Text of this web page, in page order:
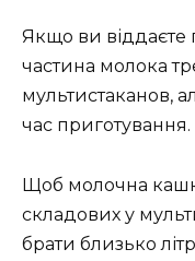
Якщо ви віддаєте
частина молока
мультистаканов,
час приготування.
Щоб молочна
складових у
брати близько